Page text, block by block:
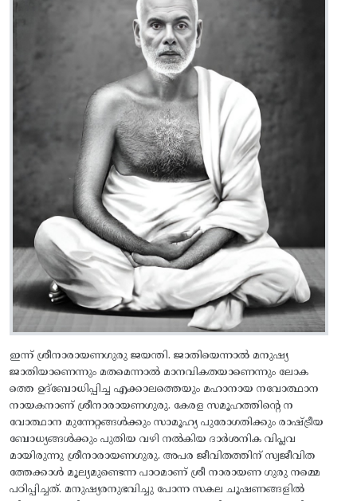
ഇന്ന് ശ്രീനാരായണഗുരു ജയന്തി. ജാതിയെന്നാൽ മനുഷ്യ
ജാതിയാണെന്നും മതമെന്നാൽ മാനവികതയാണെന്നും ലോക
ത്തെ ഉദ്ബോധിപ്പിച്ച എക്കാലത്തെയും മഹാനായ നവോത്ഥാന
നായകനാണ് ശ്രീനാരായണഗുരു. കേരള സമൂഹത്തിന്റെ ന
വോത്ഥാന മുന്നേറ്റങ്ങൾക്കും സാമൂഹ്യ പുരോഗതിക്കും രാഷ്ട്രീയ
ബോധ്യങ്ങൾക്കും പുതിയ വഴി നൽകിയ ദാർശനിക വിപ്ലവ
മായിരുന്നു ശ്രീനാരായണഗുരു. അപര ജീവിതത്തിന് സ്വജീവിത
ത്തേക്കാൾ മൂല്യമുണ്ടെന്ന പാഠമാണ് ശ്രീ നാരായണ ഗുരു നമ്മെ
പഠിപ്പിച്ചത്. മനുഷ്യരനുഭവിച്ചു പോന്ന സകല ചൂഷണങ്ങളിൽ